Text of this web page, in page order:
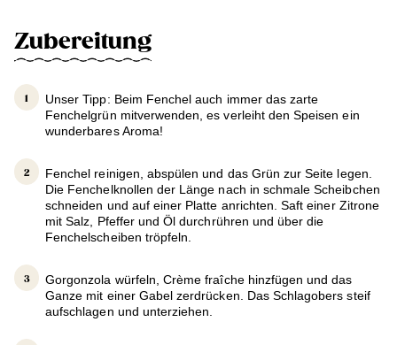
Zubereitung
Unser Tipp: Beim Fenchel auch immer das zarte
Fenchelgrün mitverwenden, es verleiht den Speisen ein
wunderbares Aroma!
Fenchel reinigen, abspülen und das Grün zur Seite legen.
Die Fenchelknollen der Länge nach in schmale Scheibchen
schneiden und auf einer Platte anrichten. Saft einer Zitrone
mit Salz, Pfeffer und Öl durchrühren und über die
Fenchelscheiben tröpfeln.
Gorgonzola würfeln, Crème fraîche hinzfügen und das
Ganze mit einer Gabel zerdrücken. Das Schlagobers steif
aufschlagen und unterziehen.